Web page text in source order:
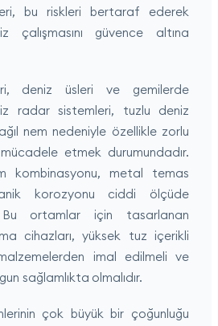
bu riskleri bertaraf ederek
çalışmasını güvence altına
deniz üsleri ve gemilerde
radar sistemleri, tuzlu deniz
nem nedeniyle özellikle zorlu
etmek durumundadır.
kombinasyonu, metal temas
korozyonu ciddi ölçüde
Bu ortamlar için tasarlanan
cihazları, yüksek tuz içerikli
imal edilmeli ve
sağlamlıkta olmalıdır.
çok büyük bir çoğunluğu